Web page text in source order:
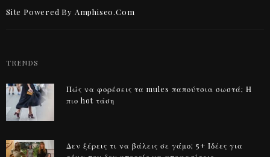
Site Powered By Amphiseo.com
TRENDS
Πώς να φορέσεις τα mules παπούτσια σωστά; Η
πιο hot τάση
Δεν ξέρεις τι να βάλεις σε γάμο; 5+ Ιδέες για